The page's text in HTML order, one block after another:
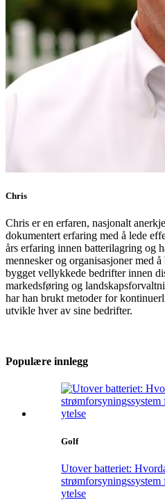
Chris
Chris er en erfaren, nasjonalt
dokumentert erfaring med å lede
års erfaring innen batterilagring og
mennesker og organisasjoner med
bygget vellykkede bedrifter innen
markedsføring og
har han brukt metoder for
utvikle hver av sine bedrifter.
Populære innlegg
Golf
Utover batteriet:
ytelse